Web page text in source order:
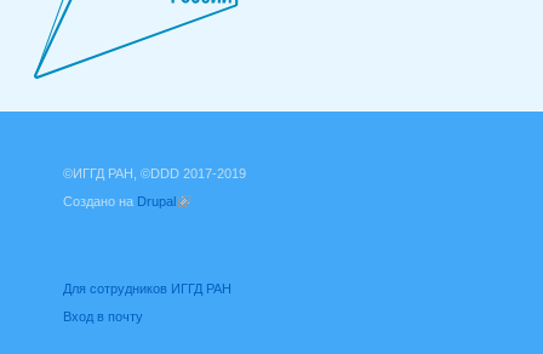
©ИГГД РАН, ©DDD 2017-2019
Создано на Drupal
Для сотрудников ИГГД РАН
Вход в почту